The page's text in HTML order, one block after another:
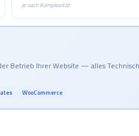
je nach Komplexität
Betrieb Ihrer Website — alles
WooCommerce